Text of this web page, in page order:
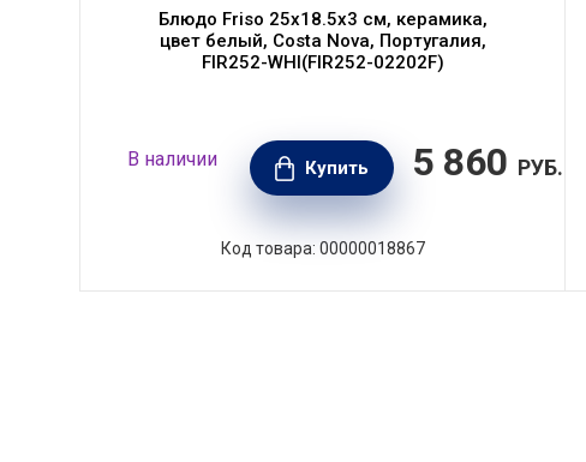
Блюдо Friso 25x18.5х3 см, керамика,
цвет белый, Costa Nova, Португалия,
FIR252-WHI(FIR252-02202F)
В наличии Купить 5 860 РУБ.
Код товара: 00000018867